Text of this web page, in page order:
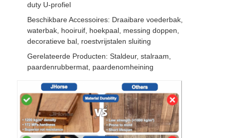
duty U-profiel
Beschikbare Accessoires: Draaibare voederbak,
waterbak, hooiruif, hoekpaal, messing doppen,
decoratieve bal, roestvrijstalen sluiting
Gerelateerde Producten: Staldeur, stalraam,
paardenrubbermat, paardenomheining